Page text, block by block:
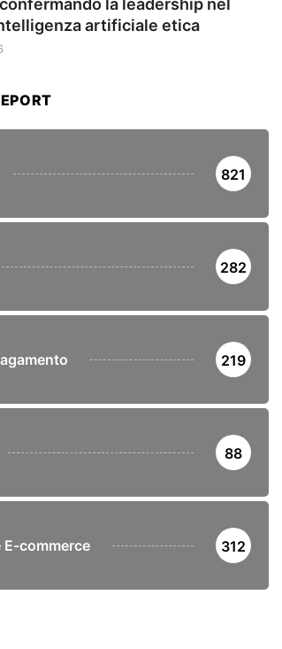
la leadership nel
artificiale etica
821
282
219
88
commerce 312